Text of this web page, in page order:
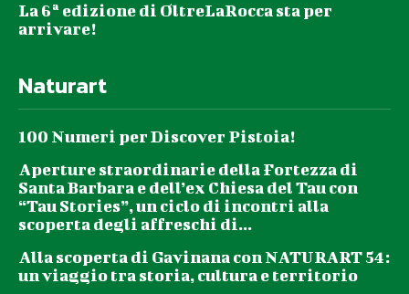
La 6ª edizione di OltreLaRocca sta per
arrivare!
Naturart
100 Numeri per Discover Pistoia!
Aperture straordinarie della Fortezza di
Santa Barbara e dell’ex Chiesa del Tau con
“Tau Stories”, un ciclo di incontri alla
scoperta degli affreschi di...
Alla scoperta di Gavinana con NATURART 54:
un viaggio tra storia, cultura e territorio